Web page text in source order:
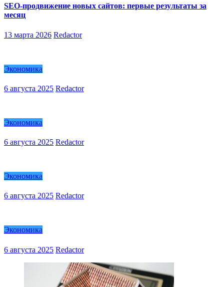
SEO-продвижение новых сайтов: первые результаты за
месяц
13 марта 2026 Redactor
Экономика
6 августа 2025 Redactor
Экономика
6 августа 2025 Redactor
Экономика
6 августа 2025 Redactor
Экономика
6 августа 2025 Redactor